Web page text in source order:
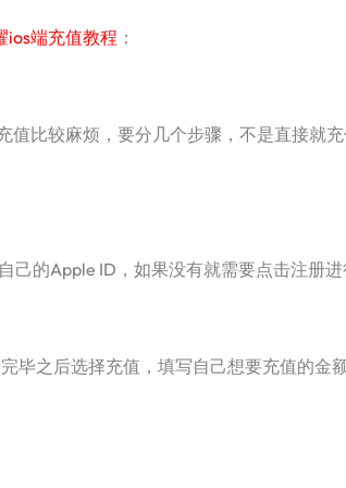
ios端充值教程 ：
比较麻烦，要分几个步骤，不是直接就充
的Apple ID，如果没有就需要点击注册进
之后选择充值，填写自己想要充值的金